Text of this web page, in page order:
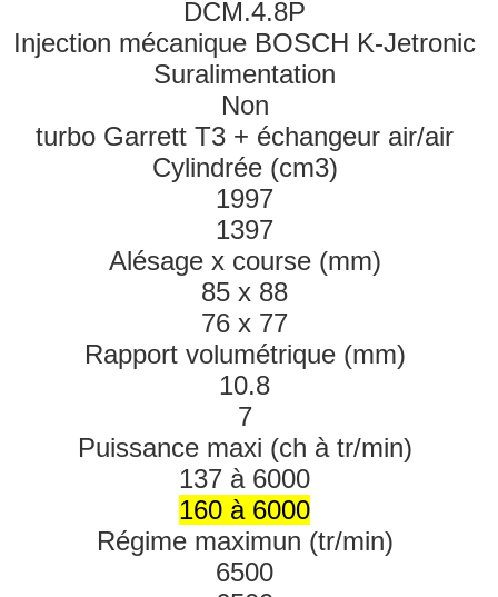
DCM.4.8P
Injection mécanique BOSCH K-Jetronic
Suralimentation
Non
turbo Garrett T3 + échangeur air/air
Cylindrée (cm3)
1997
1397
Alésage x course (mm)
85 x 88
76 x 77
Rapport volumétrique (mm)
10.8
7
Puissance maxi (ch à tr/min)
137 à 6000
160 à 6000
Régime maximun (tr/min)
6500